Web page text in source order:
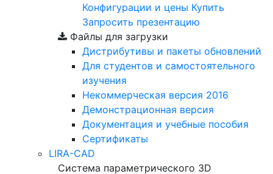
Конфигурации и цены Купить
Запросить презентацию
Файлы для загрузки
Дистрибутивы и пакеты обновлений
Для студентов и самостоятельного
изучения
Некоммерческая версия 2016
Демонстрационная версия
Документация и учебные пособия
Сертификаты
LIRA-CAD
Система параметрического 3D